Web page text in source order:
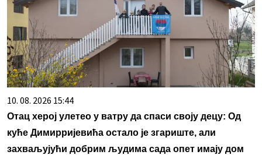
10. 08. 2026 15:44
Отац херој улетео у ватру да спаси своју децу: Од
куће Димирријевића остало је згариште, али
захваљујући добрим људима сада опет имају дом